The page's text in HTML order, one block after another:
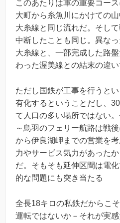
このあたりは軍の重要コー
大町から糸魚川にかけての
大糸線と同じ流れだ。そし
中断したことも同じ。異な
大糸線と、一部完成した路
わった渥美線との結末の違い
ただし国鉄が工事を行うと
有化するということだし、
て人口の多い場所ではない
～鳥羽のフェリー航路は戦
から伊良湖岬までの営業を
力やサービス気力があった
だ。そもそも延伸区間は電
的な問題にも突き当たる
全長18キロの私鉄だからこ
運転ではないか－それが実